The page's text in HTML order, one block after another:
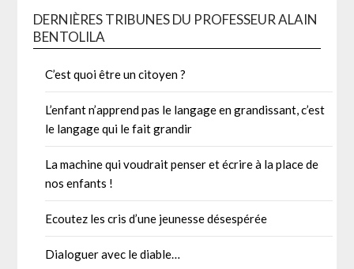
DERNIÈRES TRIBUNES DU PROFESSEUR ALAIN
BENTOLILA
C’est quoi être un citoyen ?
L’enfant n’apprend pas le langage en grandissant, c’est
le langage qui le fait grandir
La machine qui voudrait penser et écrire à la place de
nos enfants !
Ecoutez les cris d’une jeunesse désespérée
Dialoguer avec le diable…